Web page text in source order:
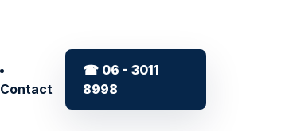
Contact
☎ 06 - 3011
8998